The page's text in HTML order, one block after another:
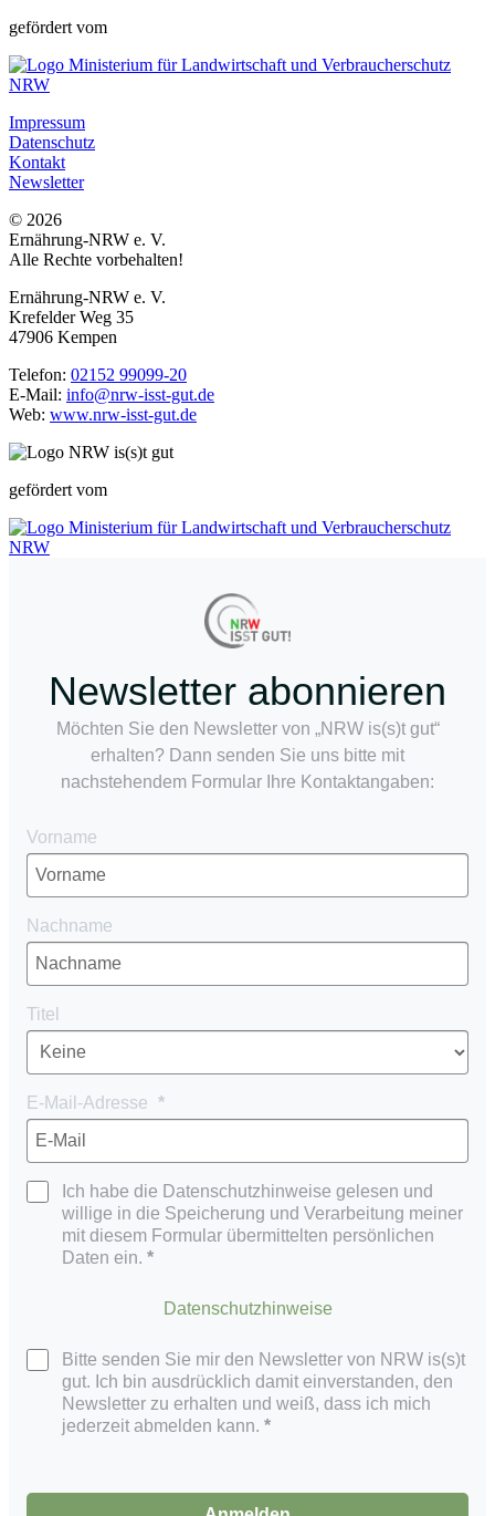
gefördert vom
Impressum
Datenschutz
Kontakt
Newsletter
© 2026
Ernährung-NRW e. V.
Alle Rechte vorbehalten!
Ernährung-NRW e. V.
Krefelder Weg 35
47906 Kempen
Telefon: 02152 99099-20
E-Mail: info@nrw-isst-gut.de
Web: www.nrw-isst-gut.de
gefördert vom
Newsletter abonnieren
Möchten Sie den Newsletter von „NRW is(s)t gut“
erhalten? Dann senden Sie uns bitte mit
nachstehendem Formular Ihre Kontaktangaben:
Vorname
Nachname
Titel
E-Mail-Adresse
Ich habe die Datenschutzhinweise gelesen und
willige in die Speicherung und Verarbeitung meiner
mit diesem Formular übermittelten persönlichen
Daten ein.
Datenschutzhinweise
Bitte senden Sie mir den Newsletter von NRW is(s)t
gut. Ich bin ausdrücklich damit einverstanden, den
Newsletter zu erhalten und weiß, dass ich mich
jederzeit abmelden kann.